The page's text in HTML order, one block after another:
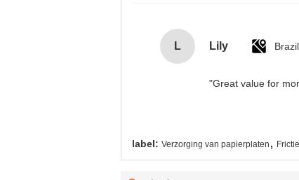
L Lily Brazil
"Great value for
label: Verzorging van papierplaten ,